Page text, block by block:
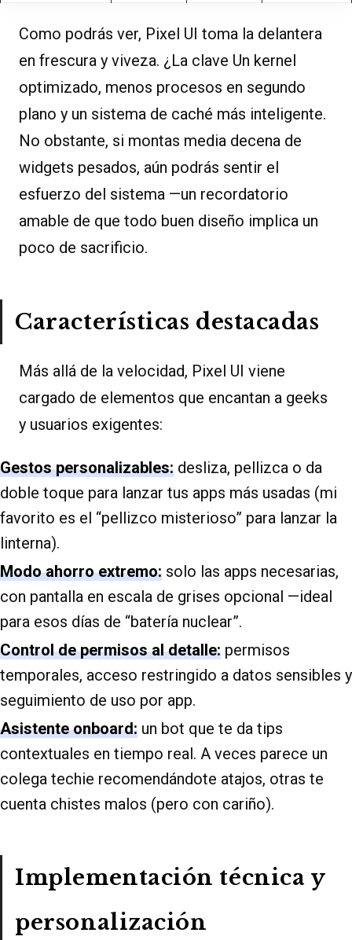
Como podrás ver, Pixel UI toma la delantera
en frescura y viveza. ¿La clave Un kernel
optimizado, menos procesos en segundo
plano y un sistema de caché más inteligente.
No obstante, si montas media decena de
widgets pesados, aún podrás sentir el
esfuerzo del sistema —un recordatorio
amable de que todo buen diseño implica un
poco de sacrificio.
Características destacadas
Más allá de la velocidad, Pixel UI viene
cargado de elementos que encantan a geeks
y usuarios exigentes:
Gestos personalizables: desliza, pellizca o da
doble toque para lanzar tus apps más usadas (mi
favorito es el “pellizco misterioso” para lanzar la
linterna).
Modo ahorro extremo: solo las apps necesarias,
con pantalla en escala de grises opcional —ideal
para esos días de “batería nuclear”.
Control de permisos al detalle: permisos
temporales, acceso restringido a datos sensibles y
seguimiento de uso por app.
Asistente onboard: un bot que te da tips
contextuales en tiempo real. A veces parece un
colega techie recomendándote atajos, otras te
cuenta chistes malos (pero con cariño).
Implementación técnica y
personalización